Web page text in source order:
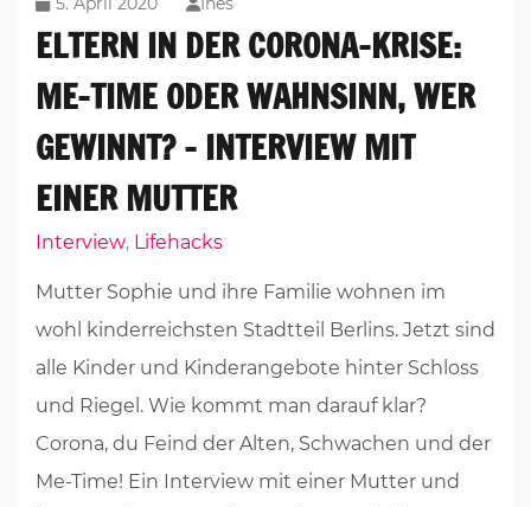
ELTERN IN DER CORONA-KRISE:
ME-TIME ODER WAHNSINN, WER
GEWINNT? – INTERVIEW MIT
EINER MUTTER
Interview, Lifehacks
Mutter Sophie und ihre Familie wohnen im
wohl kinderreichsten Stadtteil Berlins. Jetzt sind
alle Kinder und Kinderangebote hinter Schloss
und Riegel. Wie kommt man darauf klar?
Corona, du Feind der Alten, Schwachen und der
Me-Time! Ein Interview mit einer Mutter und